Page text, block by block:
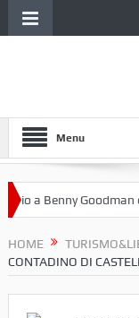
Menu
a Benny Goodman ed
HOME
CONTADINO DI